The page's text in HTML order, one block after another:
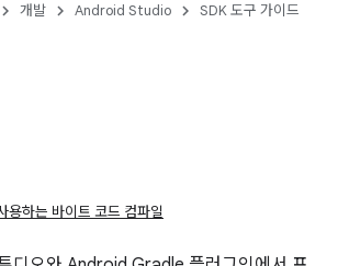
개발 Android Studio SDK 도구 가이드
용하는 바이트 코드 컴파일